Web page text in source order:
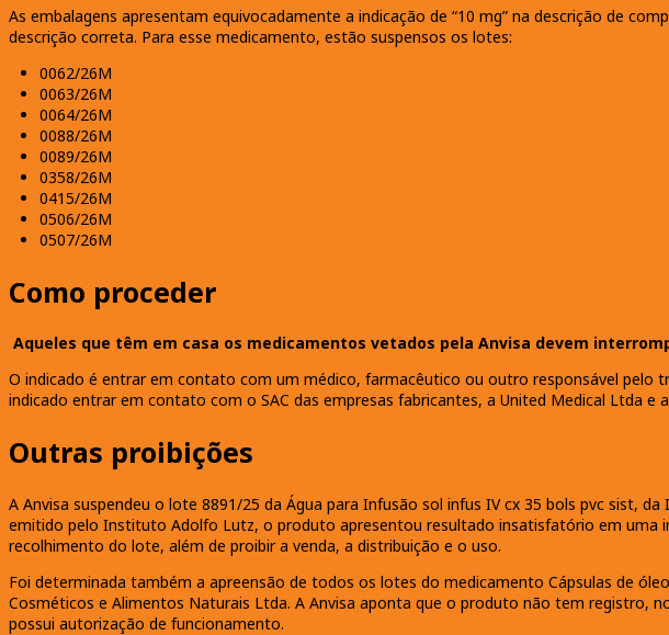
As embalagens apresentam equivocadamente a indicação de “10 mg” na descrição de
descrição correta. Para esse medicamento, estão suspensos os lotes:
0062/26M
0063/26M
0064/26M
0088/26M
0089/26M
0358/26M
0415/26M
0506/26M
0507/26M
Como proceder
Aqueles que têm em casa os medicamentos vetados pela Anvisa devem
O indicado é entrar em contato com um médico, farmacêutico ou outro responsável pelo
indicado entrar em contato com o SAC das empresas fabricantes, a United Medical Ltda e
Outras proibições
A Anvisa suspendeu o lote 8891/25 da Água para Infusão sol infus IV cx 35 bols pvc sist,
emitido pelo Instituto Adolfo Lutz, o produto apresentou resultado insatisfatório em uma
recolhimento do lote, além de proibir a venda, a distribuição e o uso.
Foi determinada também a apreensão de todos os lotes do medicamento Cápsulas de
Cosméticos e Alimentos Naturais Ltda. A Anvisa aponta que o produto não tem registro,
possui autorização de funcionamento.